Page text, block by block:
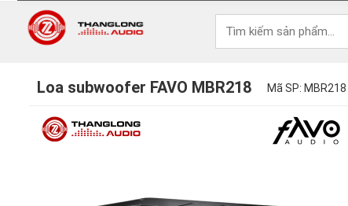
Loa subwoofer FAVO MBR218 Mã SP: MBR218 |